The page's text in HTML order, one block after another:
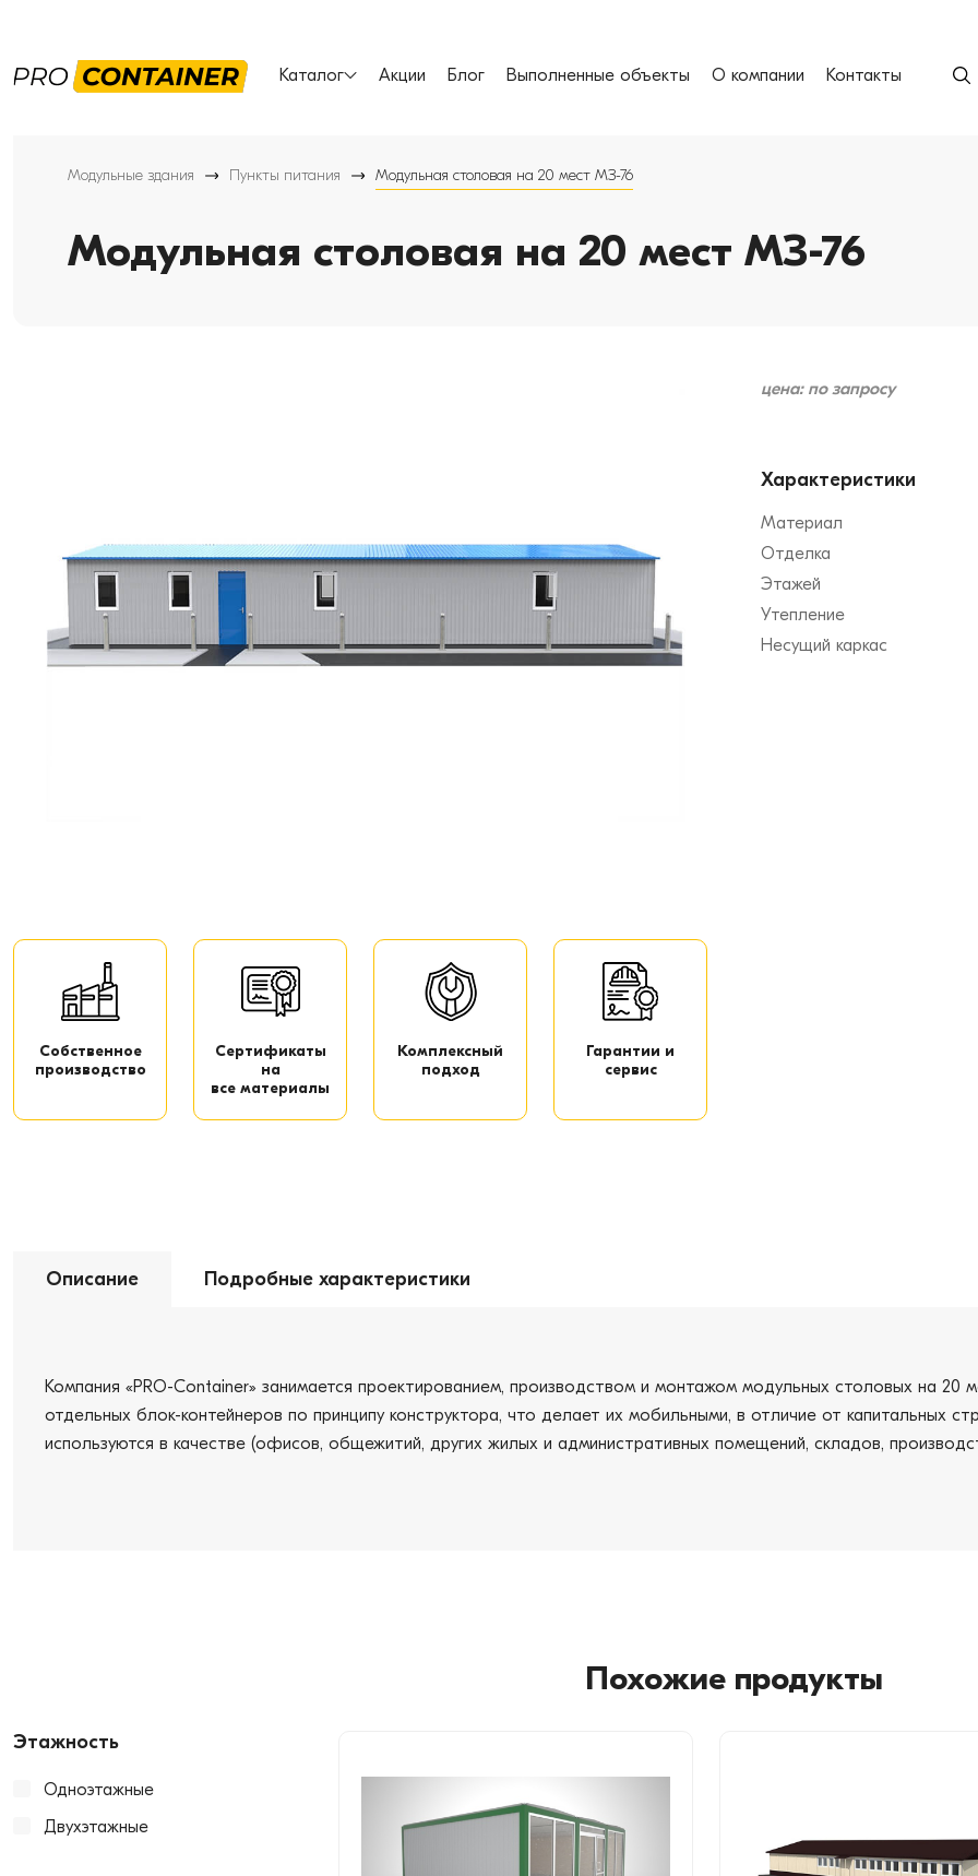
Каталог Акции Блог Выполненные объекты О компании Контакты
Модульные здания Пункты питания Модульная столовая на 20 мест МЗ-76
Модульная столовая на 20 мест МЗ-76
Собственное
производство
Сертификаты
на
все материалы
Комплексный
подход
Гарантии и
сервис
цена: по запросу
Характеристики
Материал
Отделка
Этажей
Утепление
Несущий каркас
Описание Подробные характеристики
Компания «PRO-Сontainer» занимается проектированием, производством и монтажом модульных столовых на 20
отдельных блок-контейнеров по принципу конструктора, что делает их мобильными, в отличие от капитальных
используются в качестве (офисов, общежитий, других жилых и административных помещений, складов,
Похожие продукты
Этажность
Одноэтажные
Двухэтажные